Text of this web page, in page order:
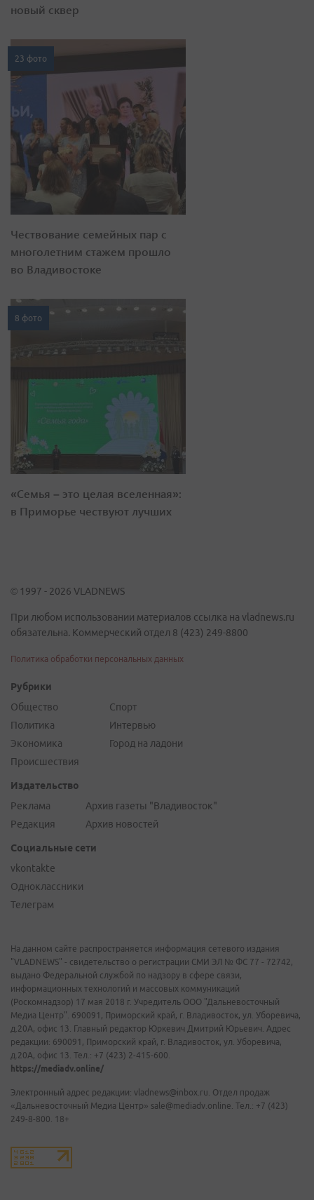
новый сквер
23 фото
Чествование семейных пар с
многолетним стажем прошло
во Владивостоке
8 фото
«Семья – это целая вселенная»:
в Приморье чествуют лучших
© 1997 - 2026 VLADNEWS
При любом использовании материалов ссылка на vladnews.ru
обязательна. Коммерческий отдел 8 (423) 249-8800
Политика обработки персональных данных
Рубрики
Общество
Политика
Экономика
Происшествия
Спорт
Интервью
Город на ладони
Издательство
Реклама
Редакция
Архив газеты "Владивосток"
Архив новостей
Социальные сети
vkontakte
Одноклассники
Телеграм
На данном сайте распространяется информация сетевого издания
"VLADNEWS" - свидетельство о регистрации СМИ ЭЛ № ФС 77 - 72742,
выдано Федеральной службой по надзору в сфере связи,
информационных технологий и массовых коммуникаций
(Роскомнадзор) 17 мая 2018 г. Учредитель ООО "Дальневосточный
Медиа Центр". 690091, Приморский край, г. Владивосток, ул. Уборевича,
д.20А, офис 13. Главный редактор Юркевич Дмитрий Юрьевич. Адрес
редакции: 690091, Приморский край, г. Владивосток, ул. Уборевича,
д.20А, офис 13. Тел.: +7 (423) 2-415-600.
https://mediadv.online/
Электронный адрес редакции: vladnews@inbox.ru. Отдел продаж
«Дальневосточный Медиа Центр» sale@mediadv.online. Тел.: +7 (423)
249-8-800. 18+